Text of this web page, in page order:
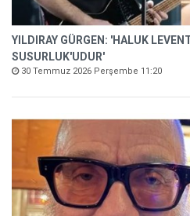
YILDIRAY GÜRGEN: 'HALUK
SUSURLUK'UDUR'
30 Temmuz 2026 Perşembe 11:20